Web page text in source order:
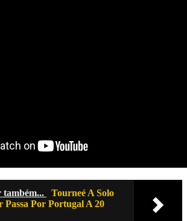
também...
Tourneé A Solo
Passa Por Portugal A 20